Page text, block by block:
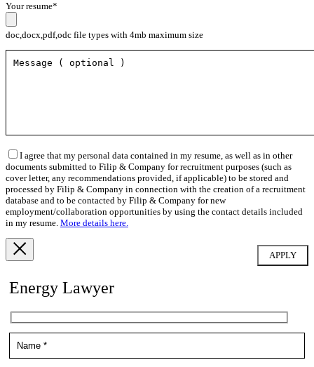
Your resume*
doc,docx,pdf,odc file types with 4mb maximum size
I agree that my personal data contained in my resume, as well as in other
documents submitted to Filip & Company for recruitment purposes (such as
cover letter, any recommendations provided, if applicable) to be stored and
processed by Filip & Company in connection with the creation of a recruitment
database and to be contacted by Filip & Company for new
employment/collaboration opportunities by using the contact details included
in my resume. More details here.
Energy Lawyer